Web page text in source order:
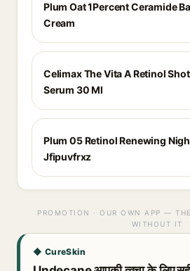
Plum Oat 1Percent Ceramide
Cream
Celimax The Vita A Retinol
Serum 30 Ml
Plum 05 Retinol Renewing
Jfipuvfrxz
PROMOTION · OUR OWN APP —
WITHOUT IT
◆ CureSkin